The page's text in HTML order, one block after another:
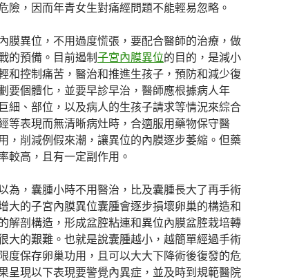
險，因而年青女生對痛經問題不能輕易忽略。
膜異位，不用過度慌張，要配合醫師的治療，做
的預備。目前遏制子宮內膜異位的目的，是減小
和控制痛苦，醫治和推進生孩子，預防和減少復
要個體化，並要早診早治，醫師應根據病人年
細、部位，以及病人的生孩子請求等情況來綜合
等表現而無清晰病灶時，合適服用藥物保守醫
，削減例假來潮，讓異位的內膜逐步萎縮。但藥
較高，且有一定副作用。
為，囊腫小時不用醫治，比及囊腫長大了再手術
大的子宮內膜異位囊腫會逐步損壞卵巢的構造和
解剖構造，形成盆腔粘連和異位內膜盆腔栽培轉
大的艱難。也就是說囊腫越小，越簡單經過手術
度保存卵巢功用，且可以大大下降術後復發的危
呈現以下表現要警覺內異症，並及時到規範醫院